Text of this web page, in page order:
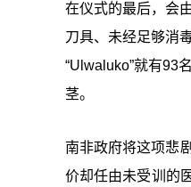
在仪式的最后，会
刀具、未经足够消
“Ulwaluko”就有93
茎。
南非政府将这项悲
价却任由未受训的